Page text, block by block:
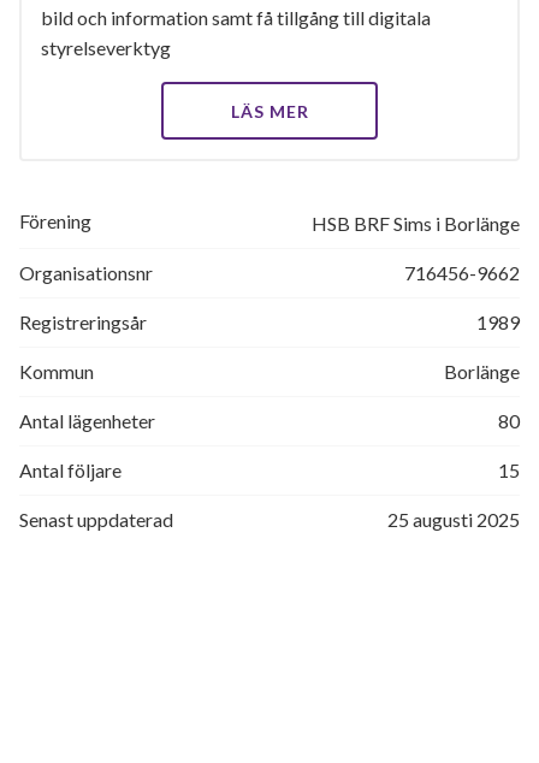
bild och information samt få tillgång till digitala
styrelseverktyg
LÄS MER
Förening HSB BRF Sims i Borlänge
Organisationsnr 716456-9662
Registreringsår 1989
Kommun Borlänge
Antal lägenheter 80
Antal följare 15
Senast uppdaterad 25 augusti 2025